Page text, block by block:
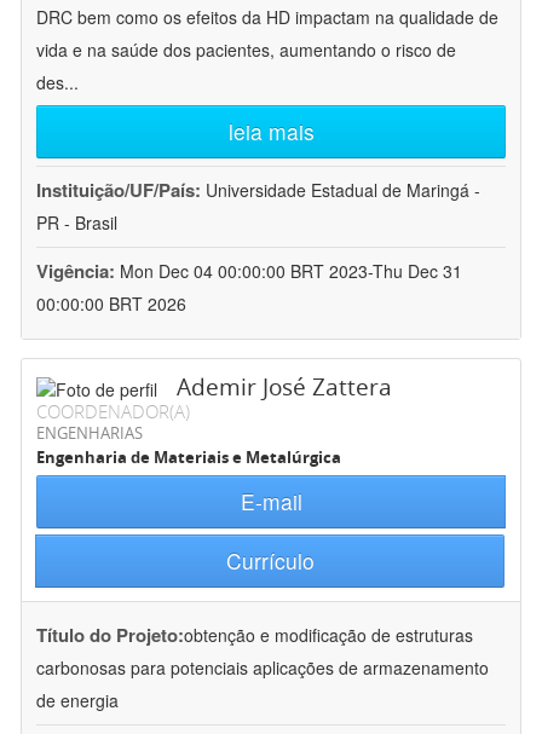
DRC bem como os efeitos da HD impactam na qualidade de
vida e na saúde dos pacientes, aumentando o risco de
des...
leia mais
Instituição/UF/País: Universidade Estadual de Maringá -
PR - Brasil
Vigência: Mon Dec 04 00:00:00 BRT 2023-Thu Dec 31
00:00:00 BRT 2026
Ademir José Zattera
COORDENADOR(A)
ENGENHARIAS
Engenharia de Materiais e Metalúrgica
E-mail
Currículo
Título do Projeto:obtenção e modificação de estruturas
carbonosas para potenciais aplicações de armazenamento
de energia